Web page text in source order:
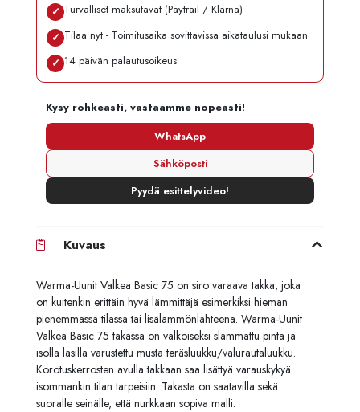
✓ Turvalliset maksutavat (Paytrail / Klarna)
✓ Tilaa nyt - Toimitusaika sovittavissa aikataulusi mukaan
✓ 14 päivän palautusoikeus
Kysy rohkeasti, vastaamme nopeasti!
WhatsApp
Sähköposti
Pyydä esittelyvideo!
Kuvaus
Warma-Uunit Valkea Basic 75 on siro varaava takka, joka
on kuitenkin erittäin hyvä lämmittäjä esimerkiksi hieman
pienemmässä tilassa tai lisälämmönlähteenä. Warma-Uunit
Valkea Basic 75 takassa on valkoiseksi slammattu pinta ja
isolla lasilla varustettu musta teräsluukku/valurautaluukku.
Korotuskerrosten avulla takkaan saa lisättyä varauskykyä
isommankin tilan tarpeisiin. Takasta on saatavilla sekä
suoralle seinälle, että nurkkaan sopiva malli.